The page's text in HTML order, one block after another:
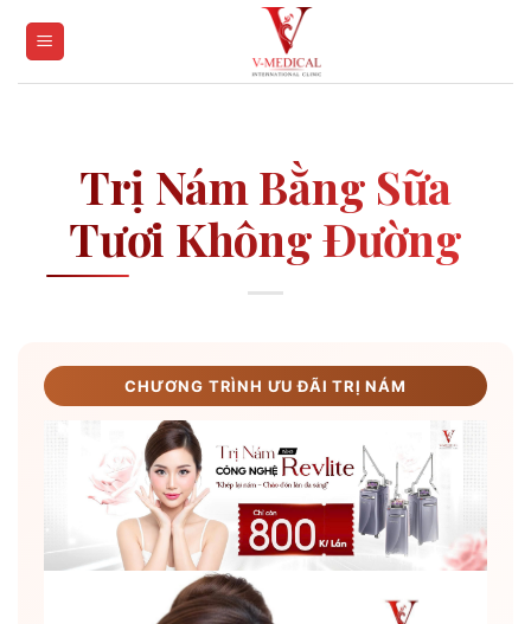
Trị Nám Bằng Sữa
Tươi Không Đường
CHƯƠNG TRÌNH ƯU ĐÃI TRỊ NÁM